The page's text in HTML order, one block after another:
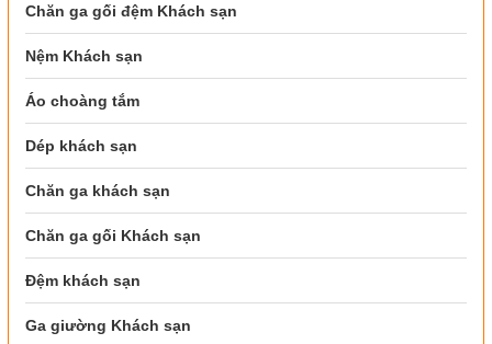
Chăn ga gối đệm Khách sạn
Nệm Khách sạn
Áo choàng tắm
Dép khách sạn
Chăn ga khách sạn
Chăn ga gối Khách sạn
Đệm khách sạn
Ga giường Khách sạn